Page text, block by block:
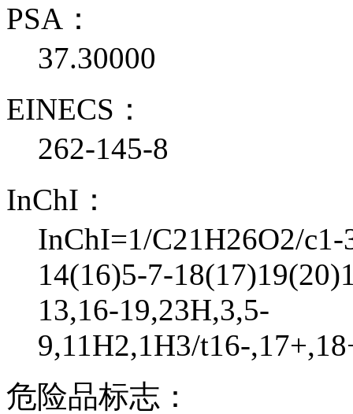
PSA：
37.30000
EINECS：
262-145-8
InChI：
InChI=1/C21H26O2/
14(16)5-7-
13,16-19,23H,3,5-
9,11H2,1H3/t16-
危险品标志：